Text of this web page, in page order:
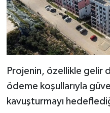
Projenin, özellikle gelir
ödeme koşullarıyla
kavuşturmayı